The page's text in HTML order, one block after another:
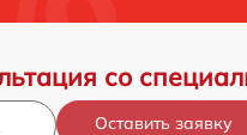
со
Оставить заявку